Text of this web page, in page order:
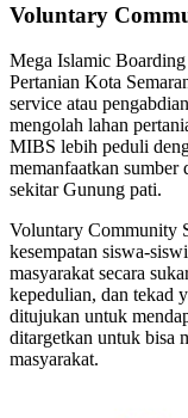
Voluntary
Mega Islamic
Pertanian Kota
service atau
mengolah lahan
MIBS lebih peduli
memanfaatkan sumber
sekitar Gunung pati.
Voluntary Community
kesempatan siswa-
masyarakat secara
kepedulian, dan tekad
ditujukan untuk
ditargetkan untuk bisa
masyarakat.